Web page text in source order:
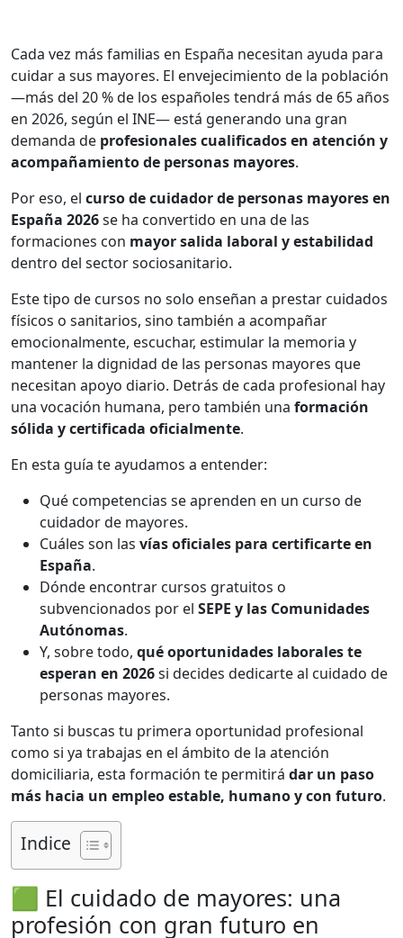
Cada vez más familias en España necesitan ayuda para
cuidar a sus mayores. El envejecimiento de la población
—más del 20 % de los españoles tendrá más de 65 años
en 2026, según el INE— está generando una gran
demanda de profesionales cualificados en atención y
acompañamiento de personas mayores.
Por eso, el curso de cuidador de personas mayores en
España 2026se ha convertido en una de las
formaciones con mayor salida laboral y estabilidad
dentro del sector sociosanitario.
Este tipo de cursos no solo enseñan a prestar cuidados
físicos o sanitarios, sino también a acompañar
emocionalmente, escuchar, estimular la memoria y
mantener la dignidad de las personas mayores que
necesitan apoyo diario. Detrás de cada profesional hay
una vocación humana, pero también una formación
sólida y certificada oficialmente.
En esta guía te ayudamos a entender:
Qué competencias se aprenden en un curso de
cuidador de mayores.
Cuáles son las vías oficiales para certificarte en
España.
Dónde encontrar cursos gratuitos o
subvencionados por el SEPE y las Comunidades
Autónomas.
Y, sobre todo, qué oportunidades laborales te
esperan en 2026si decides dedicarte al cuidado de
personas mayores.
Tanto si buscas tu primera oportunidad profesional
como si ya trabajas en el ámbito de la atención
domiciliaria, esta formación te permitirá dar un paso
más hacia un empleo estable, humano y con futuro.
Indice
🟩 El cuidado de mayores: una
profesión con gran futuro en